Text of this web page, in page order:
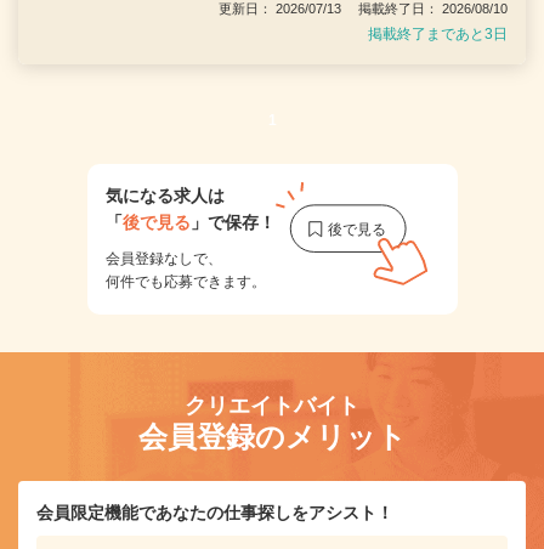
更新日： 2026/07/13 掲載終了日： 2026/08/10
掲載終了まであと3日
1
気になる求人は
「後で見る 」で保存！
会員登録なしで、
何件でも応募できます。
クリエイトバイト
会員登録のメリット
会員限定機能であなたの仕事探しをアシスト！